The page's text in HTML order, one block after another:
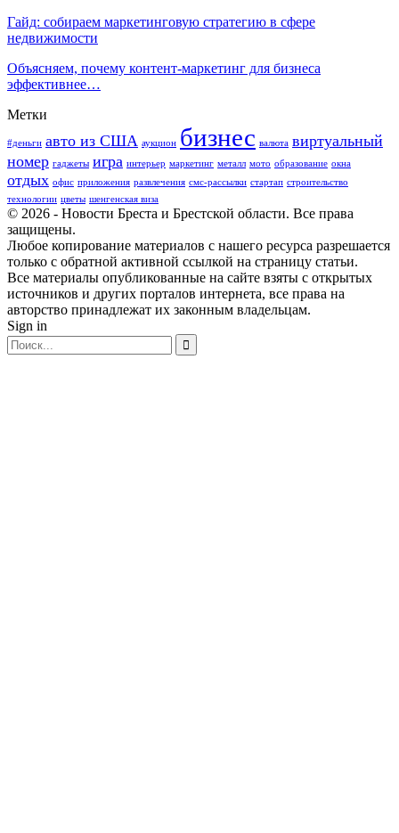
Гайд: собираем маркетинговую стратегию в сфере
недвижимости
Объясняем, почему контент-маркетинг для бизнеса
эффективнее…
Метки
#деньги авто из США аукцион бизнес валюта виртуальный
номер гаджеты игра интерьер маркетинг металл мото образование окна
отдых офис приложения развлечения смс-рассылки стартап строительство
технологии цветы шенгенская виза
© 2026 - Новости Бреста и Брестской области. Все права
защищены.
Любое копирование материалов с нашего ресурса разрешается
только с обратной активной ссылкой на страницу статьи.
Все материалы опубликованные на сайте взяты с открытых
источников и других порталов интернета, все права на
авторство принадлежат их законным владельцам.
Sign in